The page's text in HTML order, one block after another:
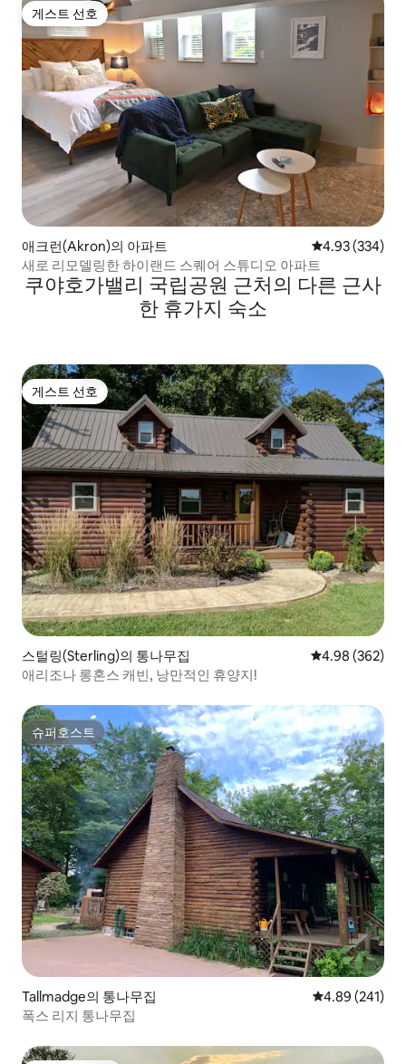
게스트 선호
게스트 선호
애크런(Akron)의 아파트 평점 4.93점(5
4.93 (334)
새로 리모델링한 하이랜드 스퀘어 스튜디오 아파트
쿠야호가밸리 국립공원 근처의 다른 근사
한 휴가지 숙소
게스트 선호
게스트 선호
스털링(Sterling)의 통나무집 평점 4.98점(5
4.98 (362)
애리조나 롱혼스 캐빈, 낭만적인 휴양지!
슈퍼호스트
슈퍼호스트
Tallmadge의 통나무집 평점 4.89점(5
4.89 (241)
폭스 리지 통나무집